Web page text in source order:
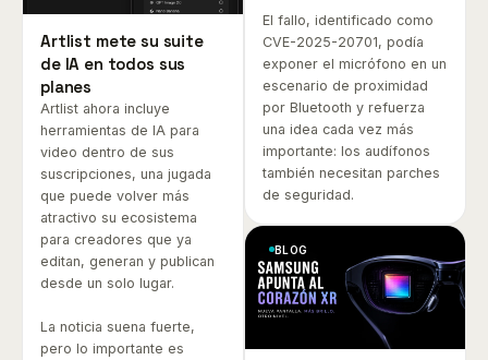
Artlist mete su suite
de IA en todos sus
planes
Artlist ahora incluye
herramientas de IA para
video dentro de sus
suscripciones, una jugada
que puede volver más
atractivo su ecosistema
para creadores que ya
editan, generan y publican
desde un solo lugar.
La noticia suena fuerte,
pero lo importante es
El fallo, identificado como
CVE-2025-20701, podía
exponer el micrófono en un
escenario de proximidad
por Bluetooth y refuerza
una idea cada vez más
importante: los audífonos
también necesitan parches
de seguridad.
BLOG